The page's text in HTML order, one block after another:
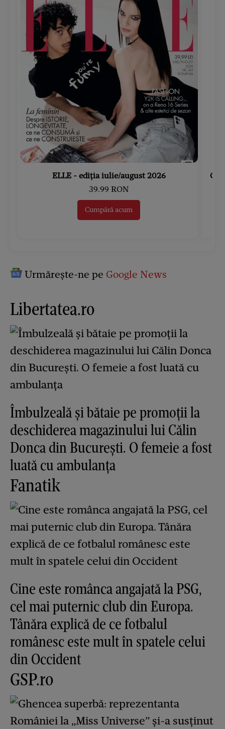
ELLE - ediția iulie/august 2026
39.99 RON
Cumpără acum
Urmărește-ne pe Google News
Libertatea.ro
Îmbulzeală și bătaie pe promoții la
deschiderea magazinului lui Călin
Donca din București. O femeie a fost
luată cu ambulanța
Fanatik
Cine este românca angajată la PSG,
cel mai puternic club din Europa.
Tânăra explică de ce fotbalul
românesc este mult în spatele celui
din Occident
GSP.ro